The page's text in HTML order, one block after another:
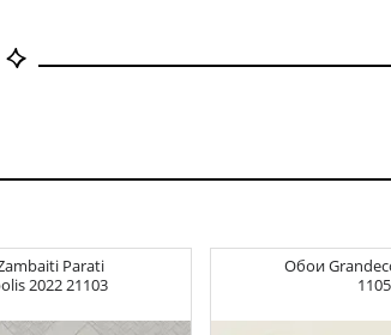
Parati
202221103
Обои
1105